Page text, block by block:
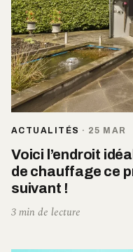
ACTUALITÉS · 25 MAR
Voici l’endroit
de chauffage ce
suivant !
3 min de lecture